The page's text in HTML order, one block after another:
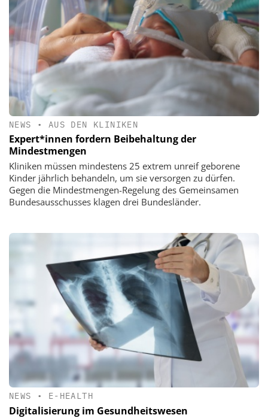
NEWS • AUS DEN KLINIKEN
Expert*innen fordern Beibehaltung der
Mindestmengen
Kliniken müssen mindestens 25 extrem unreif geborene
Kinder jährlich behandeln, um sie versorgen zu dürfen.
Gegen die Mindestmengen-Regelung des Gemeinsamen
Bundesausschusses klagen drei Bundesländer.
NEWS • E-HEALTH
Digitalisierung im Gesundheitswesen